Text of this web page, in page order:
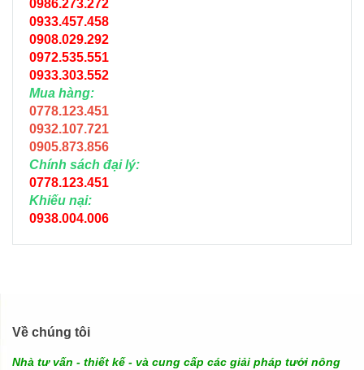
0986.273.272
0933.457.458
0908.029.292
0972.535.551
0933.303.552
Mua hàng:
0778.123.451
0932.107.721
0905.873.856
Chính sách đại lý:
0778.123.451
Khiếu nại:
0938.004.006
Về chúng tôi
Nhà tư vấn - thiết kế - và cung cấp các giải pháp tưới nông